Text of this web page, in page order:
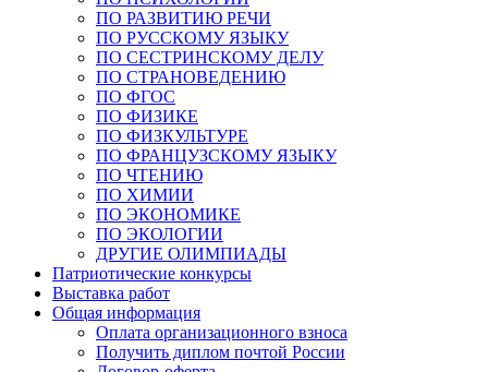
ПО РАЗВИТИЮ РЕЧИ
ПО РУССКОМУ ЯЗЫКУ
ПО СЕСТРИНСКОМУ ДЕЛУ
ПО СТРАНОВЕДЕНИЮ
ПО ФГОС
ПО ФИЗИКЕ
ПО ФИЗКУЛЬТУРЕ
ПО ФРАНЦУЗСКОМУ ЯЗЫКУ
ПО ЧТЕНИЮ
ПО ХИМИИ
ПО ЭКОНОМИКЕ
ПО ЭКОЛОГИИ
ДРУГИЕ ОЛИМПИАДЫ
Патриотические конкурсы
Выставка работ
Общая информация
Оплата организационного взноса
Получить диплом почтой России